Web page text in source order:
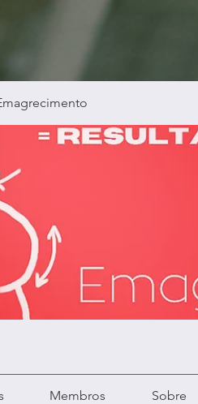
Membros Sobre